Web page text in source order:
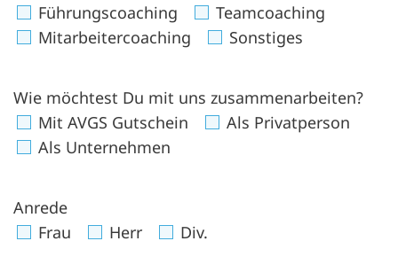
Führungscoaching
Teamcoaching
Mitarbeitercoaching
Sonstiges
Wie möchtest Du mit uns zusammenarbeiten?
Mit AVGS Gutschein
Als Privatperson
Als Unternehmen
Anrede
Frau
Herr Div.